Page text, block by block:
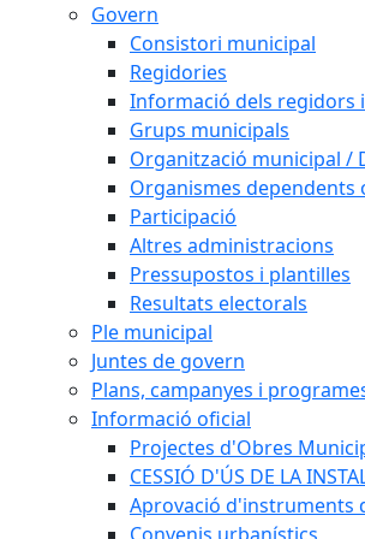
Govern
Consistori municipal
Regidories
Informació dels regidors
Grups municipals
Organització municipal /
Organismes dependents
Participació
Altres administracions
Pressupostos i plantilles
Resultats electorals
Ple municipal
Juntes de govern
Plans, campanyes i
Informació oficial
Projectes d'Obres
CESSIÓ D'ÚS DE LA
Aprovació d'instruments